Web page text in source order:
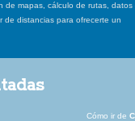
de mapas, cálculo de rutas, datos
de distancias para ofrecerte un
Cómo ir de